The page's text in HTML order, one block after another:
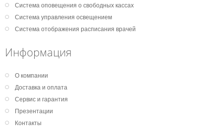
Система оповещения о свободных кассах
Система управления освещением
Система отображения расписания врачей
Информация
О компании
Доставка и оплата
Сервис и гарантия
Презентации
Контакты